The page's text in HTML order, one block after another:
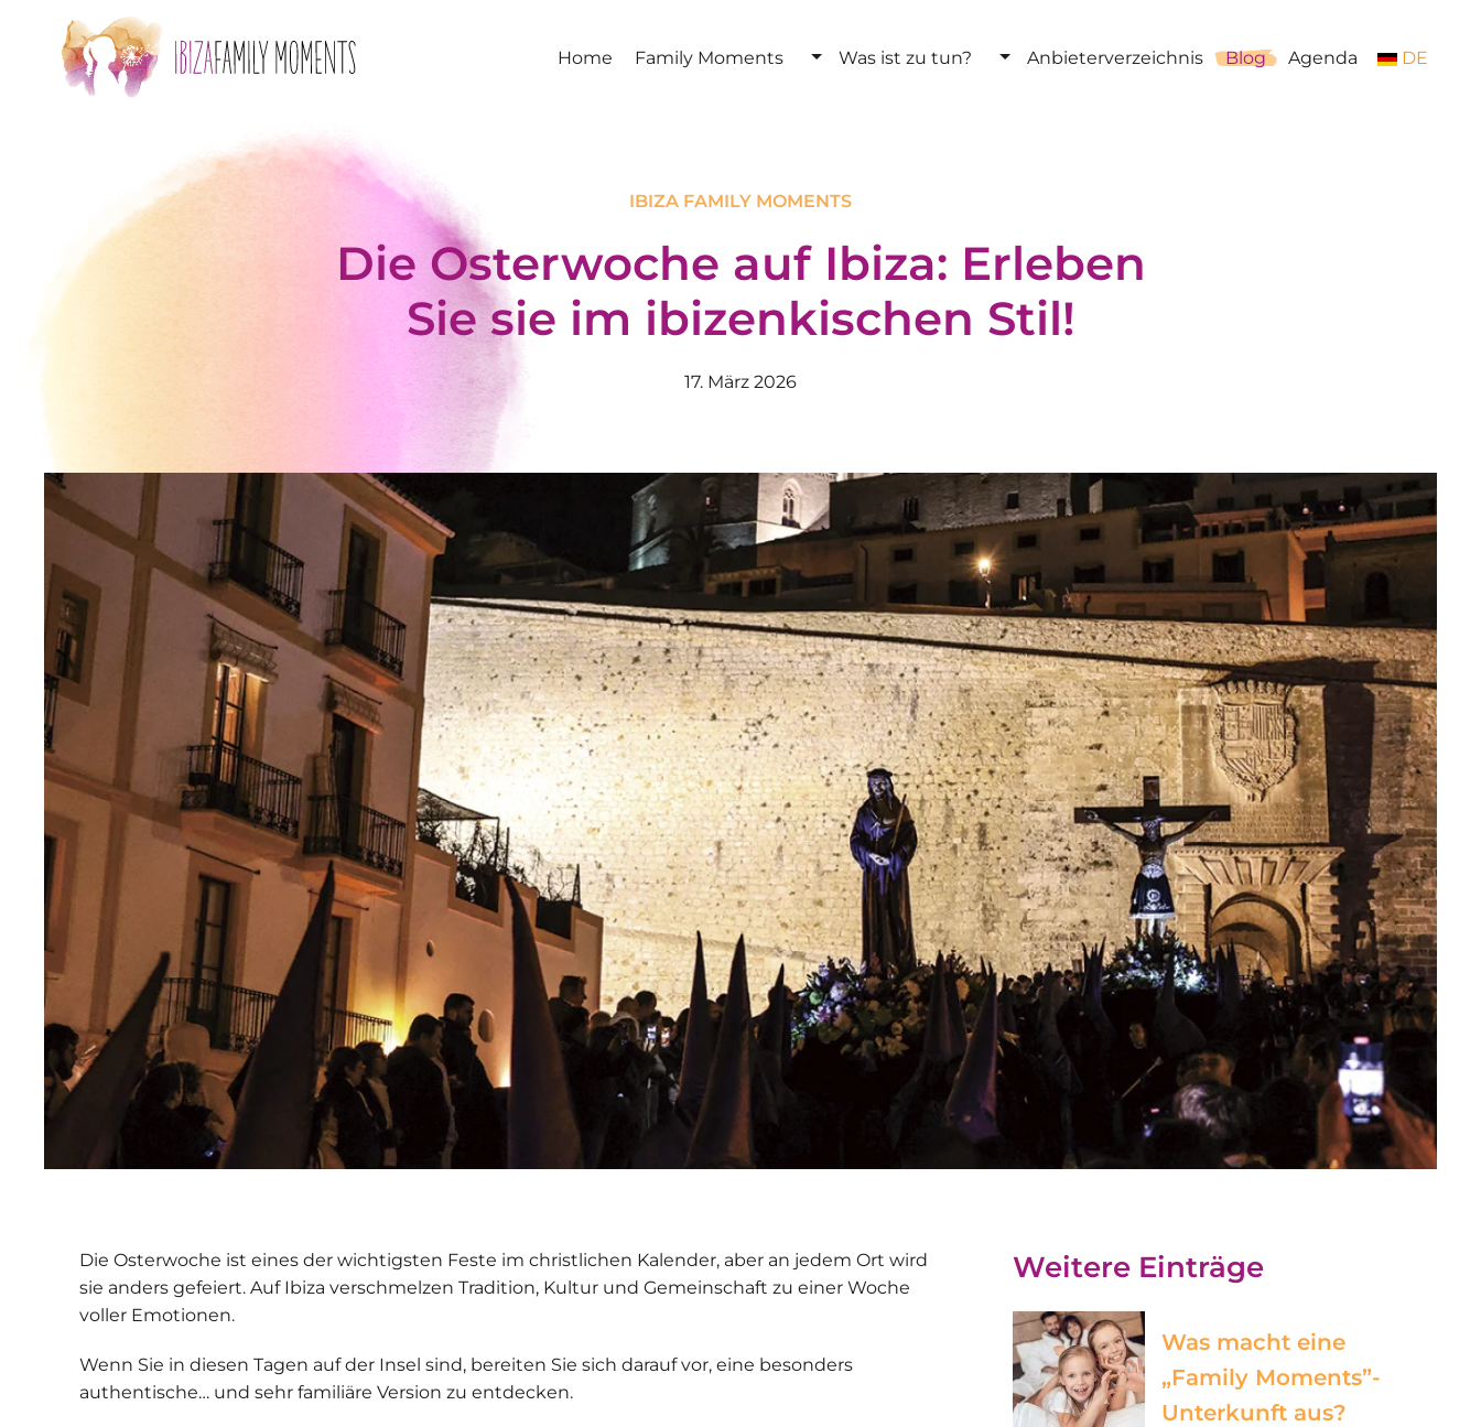
Zum Hauptinhalt springen Home Family Moments Was ist zu tun? Anbieterverzeichnis Blog Agenda DE
IBIZA FAMILY MOMENTS
Die Osterwoche auf Ibiza: Erleben
Sie sie im ibizenkischen Stil!
17. März 2026
Die Osterwoche ist eines der wichtigsten Feste im christlichen Kalender, aber an jedem Ort wird
sie anders gefeiert. Auf Ibiza verschmelzen Tradition, Kultur und Gemeinschaft zu einer Woche
voller Emotionen.
Wenn Sie in diesen Tagen auf der Insel sind, bereiten Sie sich darauf vor, eine besonders
authentische… und sehr familiäre Version zu entdecken.
Weitere Einträge
Was macht eine
„Family Moments”-
Unterkunft aus?